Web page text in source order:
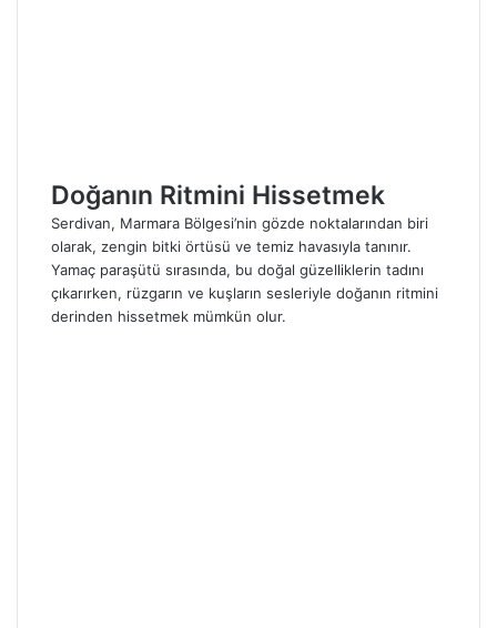
Doğanın Ritmini Hissetmek
Serdivan, Marmara Bölgesi’nin gözde noktalarından biri
olarak, zengin bitki örtüsü ve temiz havasıyla tanınır.
Yamaç paraşütü sırasında, bu doğal güzelliklerin tadını
çıkarırken, rüzgarın ve kuşların sesleriyle doğanın ritmini
derinden hissetmek mümkün olur.